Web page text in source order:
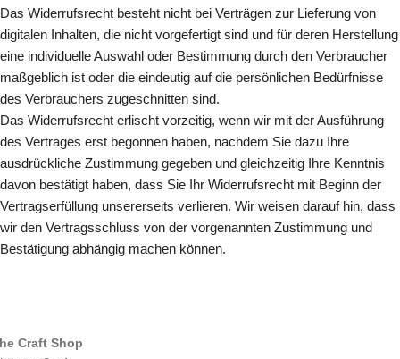
Das Widerrufsrecht besteht nicht bei Verträgen zur Lieferung von
digitalen Inhalten, die nicht vorgefertigt sind und für deren Herstellung
eine individuelle Auswahl oder Bestimmung durch den Verbraucher
maßgeblich ist oder die eindeutig auf die persönlichen Bedürfnisse
des Verbrauchers zugeschnitten sind.
Das Widerrufsrecht erlischt vorzeitig, wenn wir mit der Ausführung
des Vertrages erst begonnen haben, nachdem Sie dazu Ihre
ausdrückliche Zustimmung gegeben und gleichzeitig Ihre Kenntnis
davon bestätigt haben, dass Sie Ihr Widerrufsrecht mit Beginn der
Vertragserfüllung unsererseits verlieren. Wir weisen darauf hin, dass
wir den Vertragsschluss von der vorgenannten Zustimmung und
Bestätigung abhängig machen können.
Craft Shop